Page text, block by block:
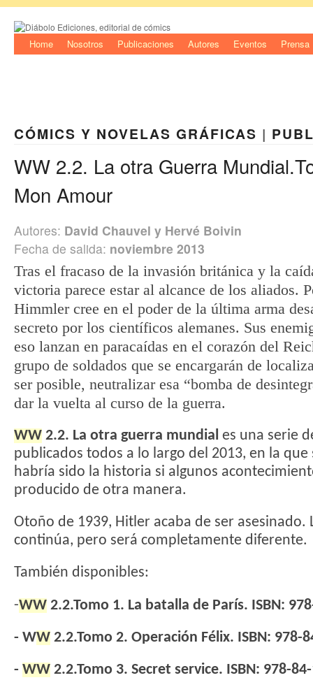
Home Nosotros Publicaciones Autores Eventos Prensa
CÓMICS Y NOVELAS GRÁFICAS |
WW 2.2. La otra Guerra
Mon Amour
Autores: David Chauvel y Hervé Boivin
Fecha de salida: noviembre 2013
Tras el fracaso de la invasión británica y la
victoria parece estar al alcance de los aliados.
Himmler cree en el poder de la última arma
secreto por los científicos alemanes. Sus
eso lanzan en paracaídas en el corazón del
grupo de soldados que se encargarán de
ser posible, neutralizar esa “bomba de
dar la vuelta al curso de la guerra.
WW 2.2. La otra guerra mundial es una serie
publicados todos a lo largo del 2013, en la
habría sido la historia si algunos
producido de otra manera.
Otoño de 1939, Hitler acaba de ser asesinado.
continúa, pero será completamente diferente.
También disponibles:
-WW 2.2.Tomo 1. La batalla de París. ISBN:
- WW 2.2.Tomo 2. Operación Félix. ISBN: 978-
- WW 2.2.Tomo 3. Secret service. ISBN: 978-